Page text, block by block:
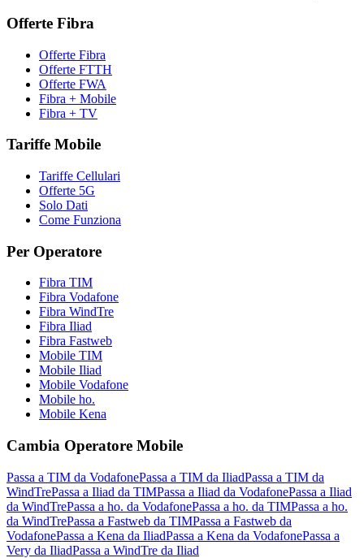
Offerte Fibra
Offerte Fibra
Offerte FTTH
Offerte FWA
Fibra + Mobile
Fibra + TV
Tariffe Mobile
Tariffe Cellulari
Offerte 5G
Solo Dati
Come Funziona
Per Operatore
Fibra TIM
Fibra Vodafone
Fibra WindTre
Fibra Iliad
Fibra Fastweb
Mobile TIM
Mobile Iliad
Mobile Vodafone
Mobile ho.
Mobile Kena
Cambia Operatore Mobile
Passa a TIM da VodafonePassa a TIM da IliadPassa a TIM da
WindTrePassa a Iliad da TIMPassa a Iliad da VodafonePassa a Iliad
da WindTrePassa a ho. da VodafonePassa a ho. da TIMPassa a ho.
da WindTrePassa a Fastweb da TIMPassa a Fastweb da
VodafonePassa a Kena da IliadPassa a Kena da VodafonePassa a
Very da IliadPassa a WindTre da Iliad